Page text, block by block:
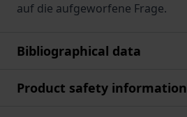
auf die aufgeworfene Frage.
Bibliographical data
Product safety information